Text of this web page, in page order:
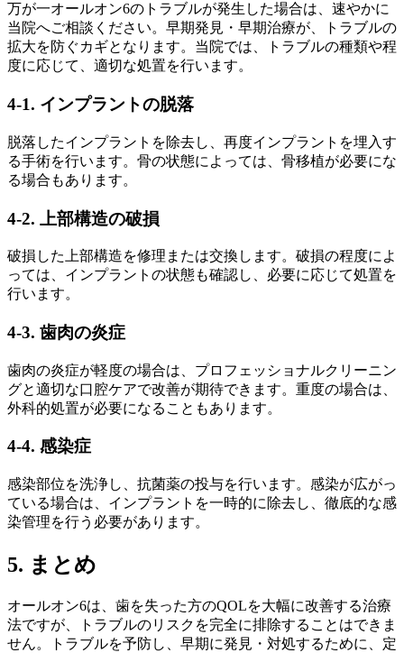
万が一オールオン6のトラブルが発生した場合は、速やかに
当院へご相談ください。早期発見・早期治療が、トラブルの
拡大を防ぐカギとなります。当院では、トラブルの種類や程
度に応じて、適切な処置を行います。
4-1. インプラントの脱落
脱落したインプラントを除去し、再度インプラントを埋入す
る手術を行います。骨の状態によっては、骨移植が必要にな
る場合もあります。
4-2. 上部構造の破損
破損した上部構造を修理または交換します。破損の程度によ
っては、インプラントの状態も確認し、必要に応じて処置を
行います。
4-3. 歯肉の炎症
歯肉の炎症が軽度の場合は、プロフェッショナルクリーニン
グと適切な口腔ケアで改善が期待できます。重度の場合は、
外科的処置が必要になることもあります。
4-4. 感染症
感染部位を洗浄し、抗菌薬の投与を行います。感染が広がっ
ている場合は、インプラントを一時的に除去し、徹底的な感
染管理を行う必要があります。
5. まとめ
オールオン6は、歯を失った方のQOLを大幅に改善する治療
法ですが、トラブルのリスクを完全に排除することはできま
せん。トラブルを予防し、早期に発見・対処するために、定